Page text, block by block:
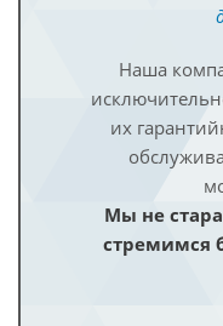
Наша
их
Мы не
стремимся